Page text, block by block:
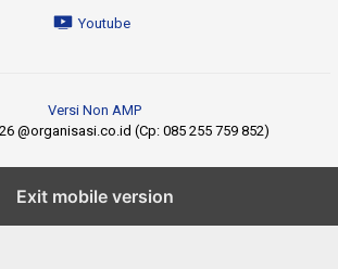
Youtube
Versi Non AMP
@organisasi.co.id (Cp: 085 255 759 852)
Exit mobile version